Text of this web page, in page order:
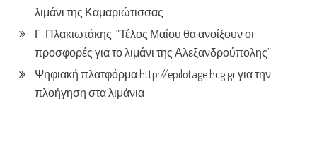
λιμάνι της Καμαριώτισσας
Γ. Πλακιωτάκης: “Τέλος Μαίου θα ανοίξουν οι
προσφορές για το λιμάνι της Αλεξανδρούπολης”
Ψηφιακή πλατφόρμα http://epilotage.hcg.gr για την
πλοήγηση στα λιμάνια